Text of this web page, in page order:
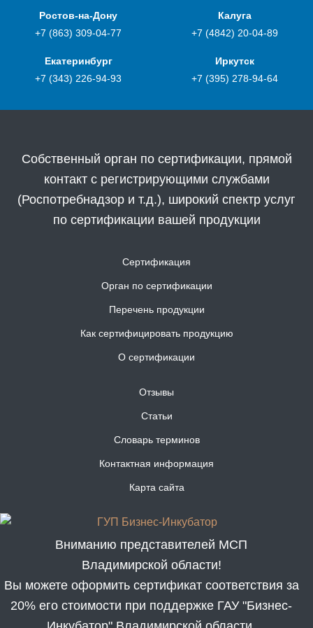
Ростов-на-Дону
+7 (863) 309-04-77
Калуга
+7 (4842) 20-04-89
Екатеринбург
+7 (343) 226-94-93
Иркутск
+7 (395) 278-94-64
Собственный орган по сертификации, прямой
контакт с регистрирующими службами
(Роспотребнадзор и т.д.), широкий спектр услуг
по сертификации вашей продукции
Сертификация
Орган по сертификации
Перечень продукции
Как сертифицировать продукцию
О сертификации
Отзывы
Статьи
Словарь терминов
Контактная информация
Карта сайта
Вниманию представителей МСП
Владимирской области!
Вы можете оформить сертификат соответствия за
20% его стоимости при поддержке ГАУ "Бизнес-